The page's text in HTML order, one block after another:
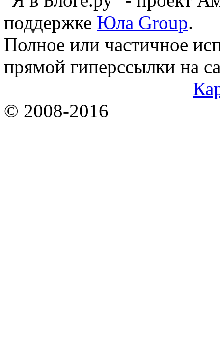
поддержке Юла Group.
Полное или частичное
прямой гиперссылки на
© 2008-2016